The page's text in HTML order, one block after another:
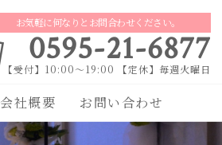
お気軽に何なりとお問合わせください。
0595-21-6877
【受付】10:00～19:00 【定休】毎週火曜日
会社概要 お問い合わせ